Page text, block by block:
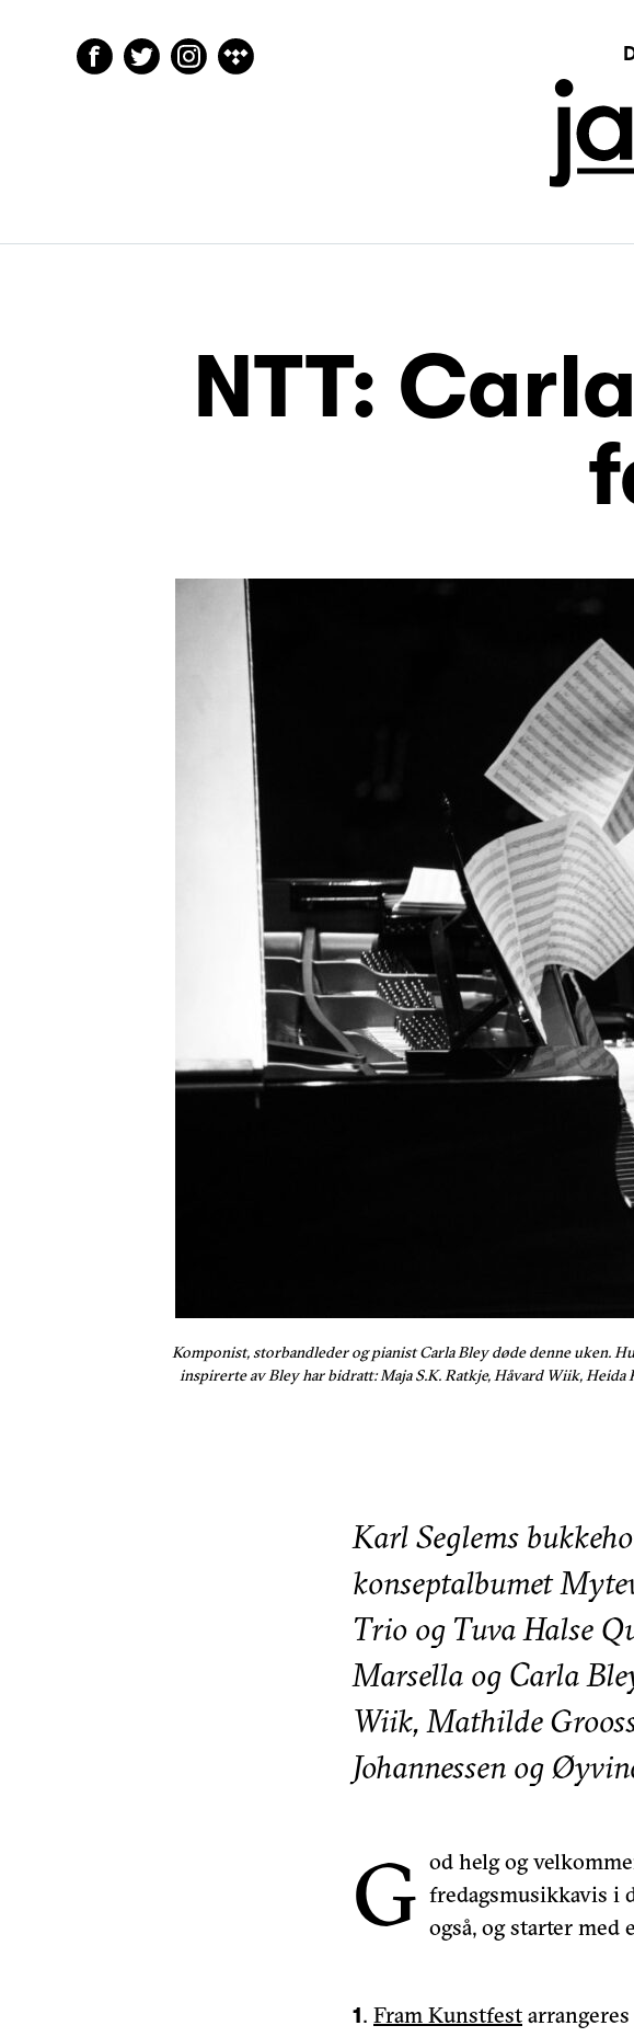
NTT:
Komponist, storbandleder og pianist Carla Bley døde denne uken.
inspirerte av Bley har bidratt: Maja S.K. Ratkje, Håvard Wiik,
Karl Seglems
konseptalbumet
Trio og Tuva Halse
Marsella og Carla
Wiik, Mathilde
Johannessen og
G od helg og
fredagsmusikkavis i
også, og starter
1. Fram Kunstfest